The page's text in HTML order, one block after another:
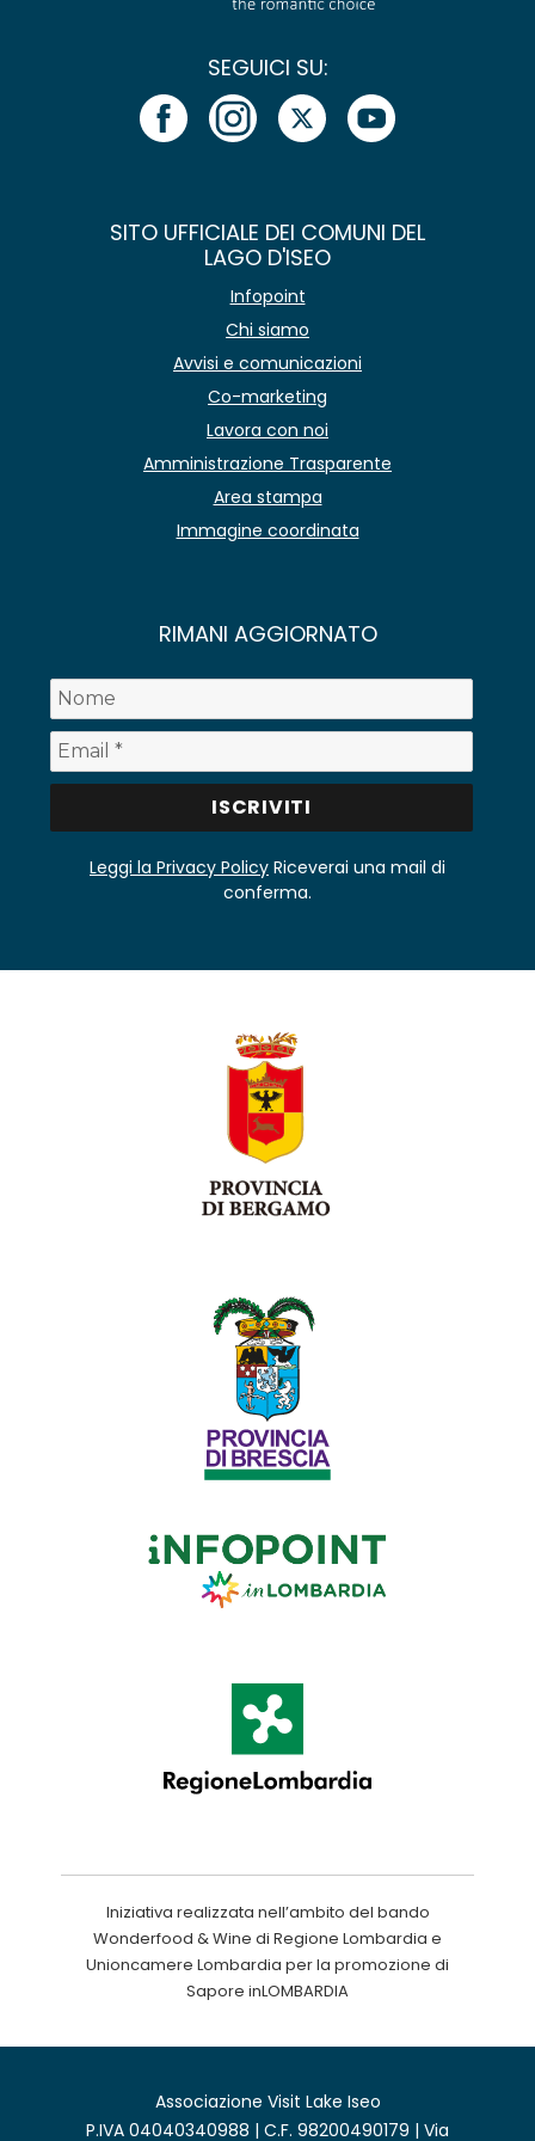
SEGUICI SU:
SITO UFFICIALE DEI COMUNI DEL
LAGO D'ISEO
Infopoint
Chi siamo
Avvisi e comunicazioni
Co-marketing
Lavora con noi
Amministrazione Trasparente
Area stampa
Immagine coordinata
RIMANI AGGIORNATO
Leggi la Privacy Policy Riceverai una mail di
conferma.
Iniziativa realizzata nell’ambito del bando
Wonderfood & Wine di Regione Lombardia e
Unioncamere Lombardia per la promozione di
Sapore inLOMBARDIA
Associazione Visit Lake Iseo
P.IVA 04040340988 | C.F. 98200490179 | Via